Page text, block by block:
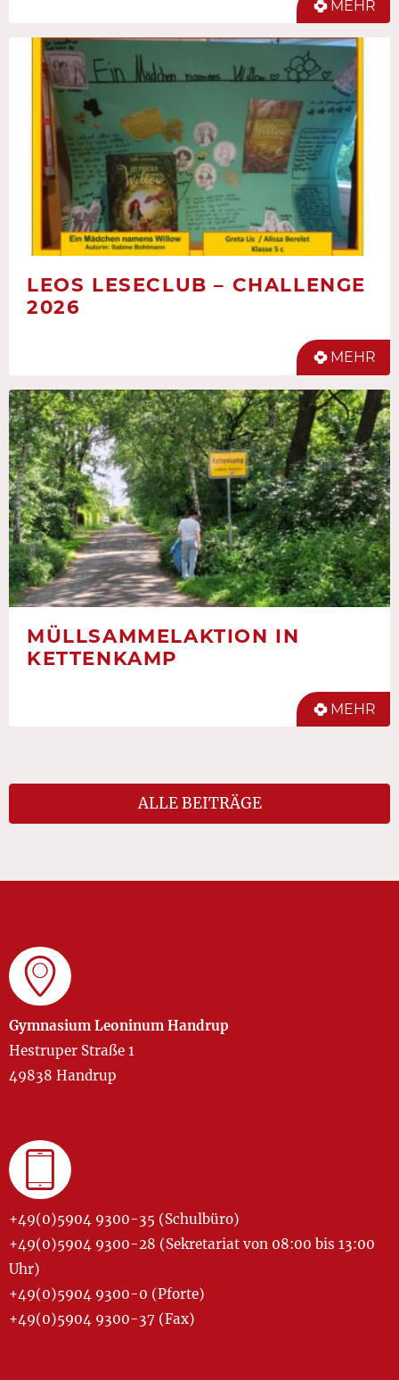
MEHR
LEOS LESECLUB – CHALLENGE
2026
MEHR
MÜLLSAMMELAKTION IN
KETTENKAMP
MEHR
ALLE BEITRÄGE
Gymnasium Leoninum Handrup
Hestruper Straße 1
49838 Handrup
+49(0)5904 9300-35 (Schulbüro)
+49(0)5904 9300-28 (Sekretariat von 08:00 bis 13:00
Uhr)
+49(0)5904 9300-0 (Pforte)
+49(0)5904 9300-37 (Fax)